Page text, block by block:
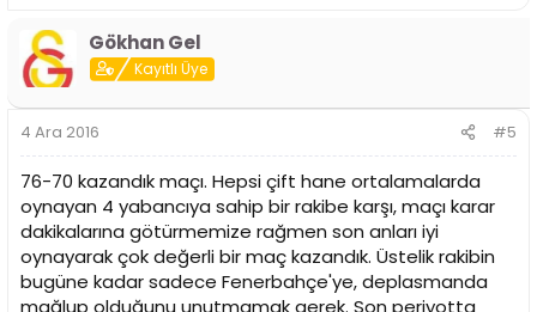
Gökhan Gel
Kayıtlı Üye
4 Ara 2016 #5
76-70 kazandık maçı. Hepsi çift hane ortalamalarda
oynayan 4 yabancıya sahip bir rakibe karşı, maçı karar
dakikalarına götürmemize rağmen son anları iyi
oynayarak çok değerli bir maç kazandık. Üstelik rakibin
bugüne kadar sadece Fenerbahçe'ye, deplasmanda